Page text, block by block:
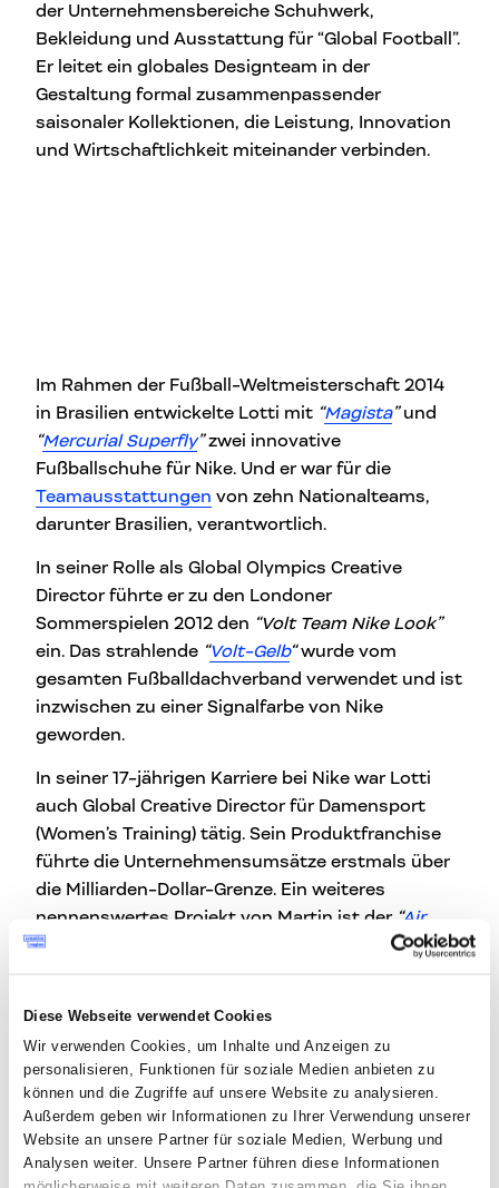
Diese Webseite verwendet Cookies
Wir verwenden Cookies, um Inhalte und Anzeigen zu
personalisieren, Funktionen für soziale Medien anbieten zu
können und die Zugriffe auf unsere Website zu analysieren.
Außerdem geben wir Informationen zu Ihrer Verwendung unserer
Website an unsere Partner für soziale Medien, Werbung und
Analysen weiter. Unsere Partner führen diese Informationen
der Unternehmensbereiche Schuhwerk,
Bekleidung und Ausstattung für “Global Football”.
Er leitet ein globales Designteam in der
Gestaltung formal zusammenpassender
saisonaler Kollektionen, die Leistung, Innovation
und Wirtschaftlichkeit miteinander verbinden.
Im Rahmen der Fußball-Weltmeisterschaft 2014
in Brasilien entwickelte Lotti mit “Magista”und
“Mercurial Superfly”zwei innovative
Fußballschuhe für Nike. Und er war für die
Teamausstattungen von zehn Nationalteams,
darunter Brasilien, verantwortlich.
In seiner Rolle als Global Olympics Creative
Director führte er zu den Londoner
Sommerspielen 2012 den “Volt Team Nike Look”
ein. Das strahlende “Volt-Gelb“ wurde vom
gesamten Fußballdachverband verwendet und ist
inzwischen zu einer Signalfarbe von Nike
geworden.
In seiner 17-jährigen Karriere bei Nike war Lotti
auch Global Creative Director für Damensport
(Women’s Training) tätig. Sein Produktfranchise
führte die Unternehmensumsätze erstmals über
die Milliarden-Dollar-Grenze. Ein weiteres
nennenswertes Projekt von Martin ist der “Air
Max 360
Schweiz geboren und aufgewachsen. Er machte
seine Ausbildung zum Industriedesigner am Art
Center College of Design in Pasadena, Kalifornien
und absolvierte das Executive Program der
Standford University.
Lottis Arbeiten sind Teil der permanenten